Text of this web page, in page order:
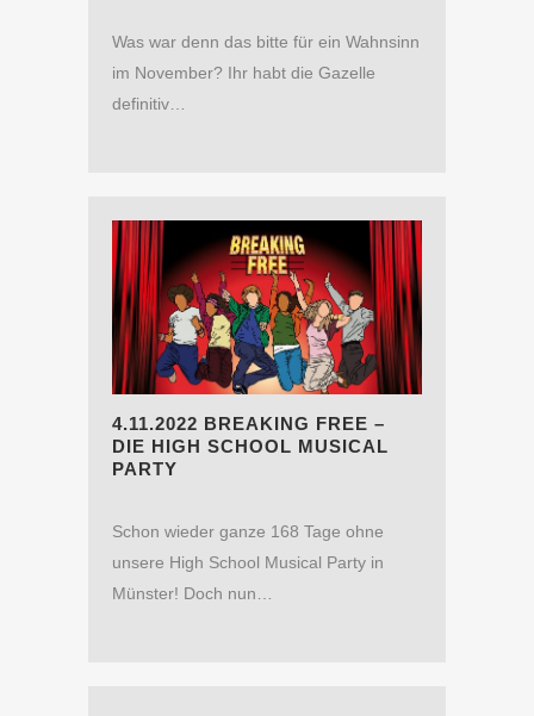
Was war denn das bitte für ein Wahnsinn
im November? Ihr habt die Gazelle
definitiv…
4.11.2022 BREAKING FREE –
DIE HIGH SCHOOL MUSICAL
PARTY
Schon wieder ganze 168 Tage ohne
unsere High School Musical Party in
Münster! Doch nun…